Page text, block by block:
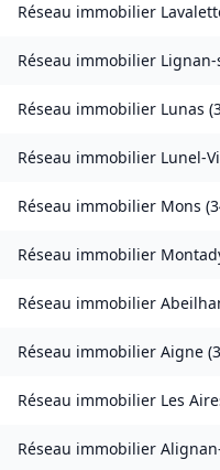
Réseau immobilier
Réseau immobilier
Réseau immobilier Lunas (
Réseau immobilier Lunel-
Réseau immobilier Mons (
Réseau immobilier
Réseau immobilier
Réseau immobilier Aigne (
Réseau immobilier Les
Réseau immobilier